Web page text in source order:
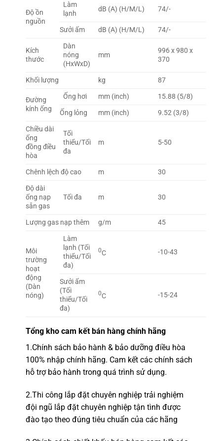
Độ ồn
nguồn
Làm
lạnh
dB (A) (H/M/L) 74/-
Sưởi ấm dB (A) (H/M/L) 74/-
Kích
thước
Dàn
nóng
(HxWxD)
mm
996 x 980 x
370
Khối lượng kg 87
Đường
kính ống
Ống hơi mm (inch)
15.88 (5/8)
Ống lỏng
mm (inch)
9.52 (3/8)
Chiều dài
ống
đồng điều
hòa
Tối
thiểu/Tối
đa
m 5-50
Chênh lệch độ cao m
30
Độ dài
ống nạp
sẵn gas
Tối đa m 30
Lượng gas nạp thêm g/m 45
Môi
trường
hoạt
động
(Dàn
nóng)
Làm
lạnh (Tối
thiểu/Tối
đa)
0C -10-43
Sưởi ấm
(Tối
thiểu/Tối
đa)
0C -15-24
Tổng kho cam kết bán hàng chính hãng
1.Chính sách bảo hành & bảo dưỡng điều hòa
100% nhập chính hãng. Cam kết các chính sách
hỗ trợ bảo hành trong quá trình sử dụng.
2.Thi công lắp đặt chuyên nghiệptrải nghiệm
đội ngũ lắp đặt chuyên nghiệp tận tình được
đào tạo theo đúng tiêu chuẩn của các hãng